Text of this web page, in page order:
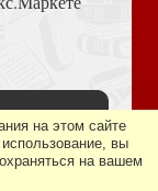
073 (2025, 3-
на этом сайте
вы
на вашем